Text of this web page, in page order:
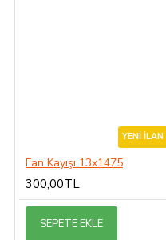
YENI İLAN
Fan Kayışı 13x1475
300,00TL
SEPETE EKLE